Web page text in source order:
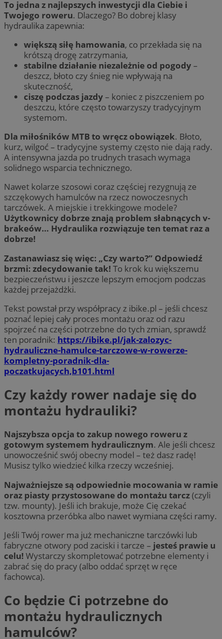
To jedna z najlepszych inwestycji dla Ciebie i
Twojego roweru. Dlaczego? Bo dobrej klasy
hydraulika zapewnia:
większą siłę hamowania, co przekłada się na
krótszą drogę zatrzymania,
stabilne działanie niezależnie od pogody–
deszcz, błoto czy śnieg nie wpływają na
skuteczność,
ciszę podczas jazdy– koniec z piszczeniem po
deszczu, które często towarzyszy tradycyjnym
systemom.
Dla miłośników MTB to wręcz obowiązek. Błoto,
kurz, wilgoć – tradycyjne systemy często nie dają rady.
A intensywna jazda po trudnych trasach wymaga
solidnego wsparcia technicznego.
Nawet kolarze szosowi coraz częściej rezygnują ze
szczękowych hamulców na rzecz nowoczesnych
tarczówek. A miejskie i trekkingowe modele?
Użytkownicy dobrze znają problem słabnących v-
brakeów… Hydraulika rozwiązuje ten temat raz a
dobrze!
Zastanawiasz się więc: „Czy warto?” Odpowiedź
brzmi: zdecydowanie tak! To krok ku większemu
bezpieczeństwu i jeszcze lepszym emocjom podczas
każdej przejażdżki.
Tekst powstał przy współpracy z ibike.pl – jeśli chcesz
poznać lepiej cały proces montażu oraz od razu
spojrzeć na części potrzebne do tych zmian, sprawdź
ten poradnik: https://ibike.pl/jak-zalozyc-
hydrauliczne-hamulce-tarczowe-w-rowerze-
kompletny-poradnik-dla-
poczatkujacych,b101.html
Czy każdy rower nadaje się do
montażu hydrauliki?
Najszybsza opcja to zakup nowego roweru z
gotowym systemem hydraulicznym. Ale jeśli chcesz
unowocześnić swój obecny model – też dasz radę!
Musisz tylko wiedzieć kilka rzeczy wcześniej.
Najważniejsze są odpowiednie mocowania w ramie
oraz piasty przystosowane do montażu tarcz(czyli
tzw. mounty). Jeśli ich brakuje, może Cię czekać
kosztowna przeróbka albo nawet wymiana części ramy.
Jeśli Twój rower ma już mechaniczne tarczówki lub
fabryczne otwory pod zaciski i tarcze – jesteś prawie u
celu! Wystarczy skompletować potrzebne elementy i
zabrać się do pracy (albo oddać sprzęt w ręce
fachowca).
Co będzie Ci potrzebne do
montażu hydraulicznych
hamulców?